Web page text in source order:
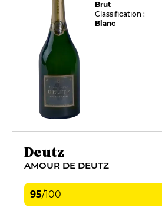
Brut
Classification :
Blanc
Deutz
AMOUR DE DEUTZ
95/100